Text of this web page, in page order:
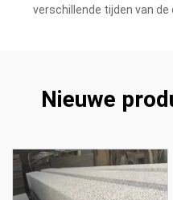
verschillende tijden van de
Nieuwe